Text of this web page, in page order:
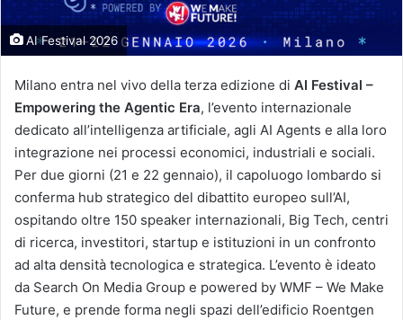
AI Festival 2026
Milano entra nel vivo della terza edizione di AI Festival –
Empowering the Agentic Era, l’evento internazionale
dedicato all’intelligenza artificiale, agli AI Agents e alla loro
integrazione nei processi economici, industriali e sociali.
Per due giorni (21 e 22 gennaio), il capoluogo lombardo si
conferma hub strategico del dibattito europeo sull’AI,
ospitando oltre 150 speaker internazionali, Big Tech, centri
di ricerca, investitori, startup e istituzioni in un confronto
ad alta densità tecnologica e strategica. L’evento è ideato
da Search On Media Group e powered by WMF – We Make
Future, e prende forma negli spazi dell’edificio Roentgen